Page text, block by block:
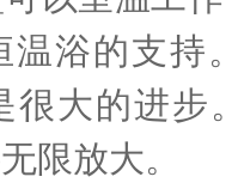
温浴的支持
很大的进步
限放大。